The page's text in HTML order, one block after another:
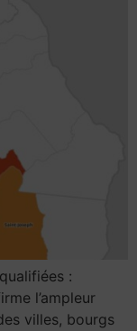
:
l’ampleur
villes, bourgs